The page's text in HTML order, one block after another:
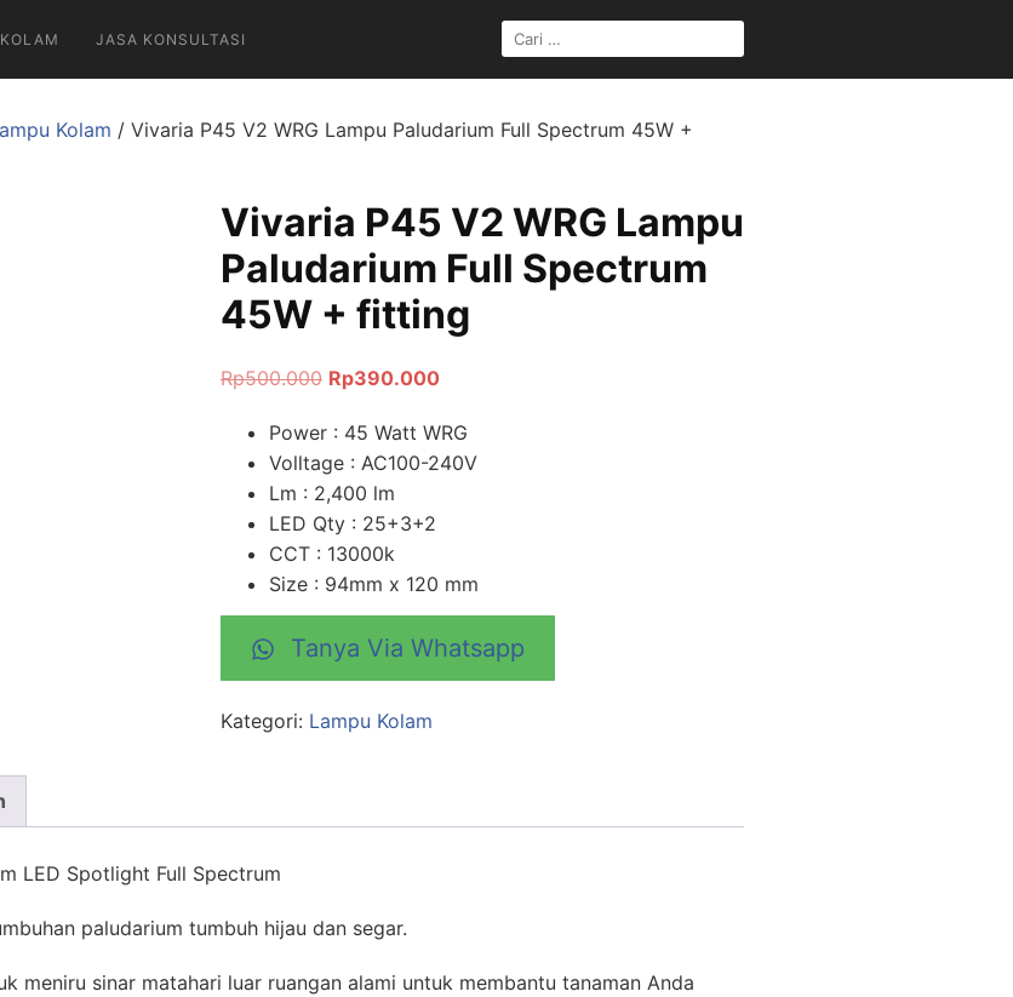
JASA KONSULTASI
Kolam / Vivaria P45 V2 WRG Lampu Paludarium Full Spectrum 45W +
Vivaria P45 V2 WRG Lampu
Paludarium Full Spectrum
45W + fitting
Rp500.000 Rp390.000
Power : 45 Watt WRG
Volltage : AC100-240V
Lm : 2,400 lm
LED Qty : 25+3+2
CCT : 13000k
Size : 94mm x 120 mm
Tanya Via Whatsapp
Kategori: Lampu Kolam
LED Spotlight Full Spectrum
paludarium tumbuh hijau dan segar.
meniru sinar matahari luar ruangan alami untuk membantu tanaman Anda